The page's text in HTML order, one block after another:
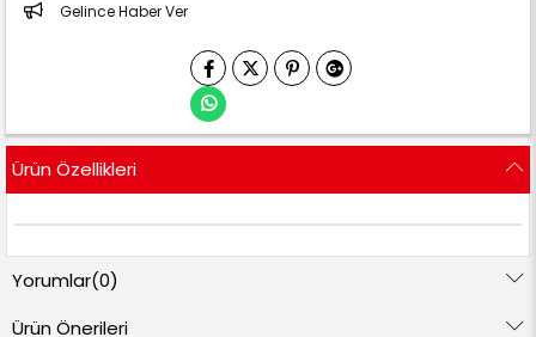
Gelince Haber Ver
Ürün Özellikleri
Yorumlar(0)
Ürün Önerileri